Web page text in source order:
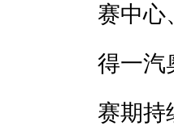
赛中心
得一汽
赛期持